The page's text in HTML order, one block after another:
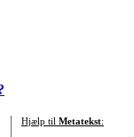
Hjælp til Metatekst: